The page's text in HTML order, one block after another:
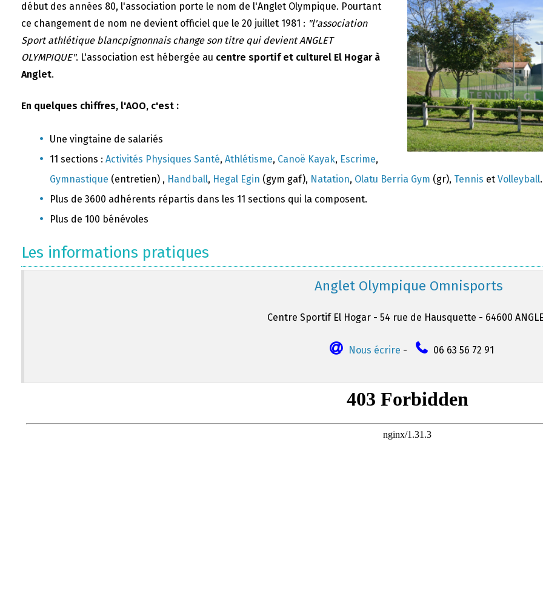
début des années 80, l'association porte le nom de l'Anglet Olympique. Pourtant
ce changement de nom ne devient officiel que le 20 juillet 1981 : "l'association
Sport athlétique blancpignonnais change son titre qui devient ANGLET
OLYMPIQUE". L'association est hébergée au centre sportif et culturel El Hogar à
Anglet.
En quelques chiffres, l'AOO, c'est :
Une vingtaine de salariés
11 sections : Activités Physiques Santé, Athlétisme, Canoë Kayak, Escrime,
Gymnastique (entretien) , Handball, Hegal Egin (gym gaf), Natation, Olatu Berria Gym (gr), Tennis et Volleyball.
Plus de 3600 adhérents répartis dans les 11 sections qui la composent.
Plus de 100 bénévoles
Les informations pratiques
Anglet Olympique Omnisports
Centre Sportif El Hogar - 54 rue de Hausquette - 64600
Nous écrire - 06 63 56 72 91